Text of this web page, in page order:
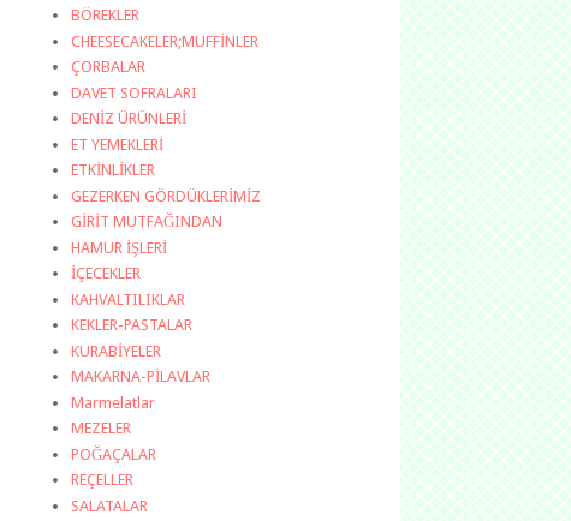
BÖREKLER
CHEESECAKELER;MUFFİNLER
ÇORBALAR
DAVET SOFRALARI
DENİZ ÜRÜNLERİ
ET YEMEKLERİ
ETKİNLİKLER
GEZERKEN GÖRDÜKLERİMİZ
GİRİT MUTFAĞINDAN
HAMUR İŞLERİ
İÇECEKLER
KAHVALTILIKLAR
KEKLER-PASTALAR
KURABİYELER
MAKARNA-PİLAVLAR
Marmelatlar
MEZELER
POĞAÇALAR
REÇELLER
SALATALAR